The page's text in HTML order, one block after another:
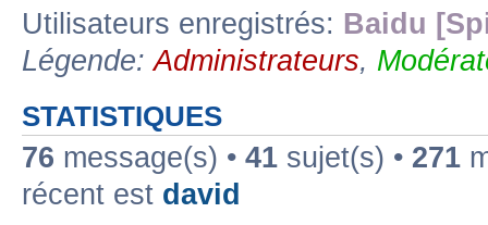
Utilisateurs enregistrés: Baidu
Légende:Administrateurs,
STATISTIQUES
76 message(s) • 41 sujet(s) • 271
récent est david